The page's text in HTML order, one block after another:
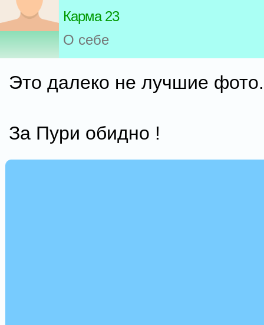
Карма 23
О себе
Это далеко не лучшие
За Пури обидно !